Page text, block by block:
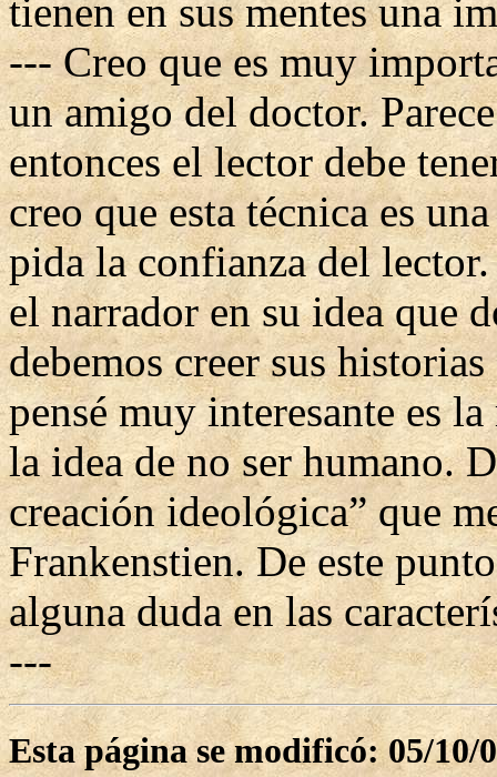
tienen en sus mentes una
--- Creo que es muy
un amigo del doctor.
entonces el lector debe
creo que esta técnica es
pida la confianza del
el narrador en su idea que
debemos creer sus
pensé muy interesante es
la idea de no ser humano.
creación ideológica” que
Frankenstien. De este
alguna duda en las
---
Esta página se modificó: 05/10/